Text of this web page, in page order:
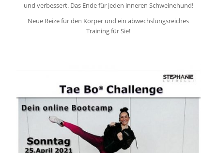
und verbessert. Das Ende für jeden inneren Schweinehund!
Neue Reize für den Körper und ein abwechslungsreiches
Training für Sie!